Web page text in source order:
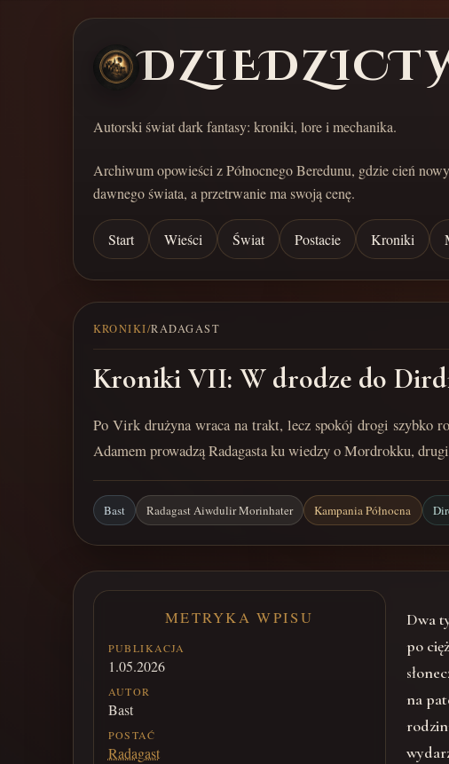
Autorski świat dark fantasy: kroniki, lore i mechanika.
Archiwum opowieści z Północnego Beredunu, gdzie cień
dawnego świata, a przetrwanie ma swoją cenę.
Start Wieści Świat Postacie Kroniki
KRONIKI/RADAGAST
Kroniki VII: W drodze do
Po Virk drużyna wraca na trakt, lecz spokój drogi szybko
Adamem prowadzą Radagasta ku wiedzy o Mordrokku,
Bast Radagast Aiwdulir Morinhater Kampania Północna
METRYKA WPISU
PUBLIKACJA
1.05.2026
AUTOR
Bast
POSTAĆ
Radagast
Dwa
po
na